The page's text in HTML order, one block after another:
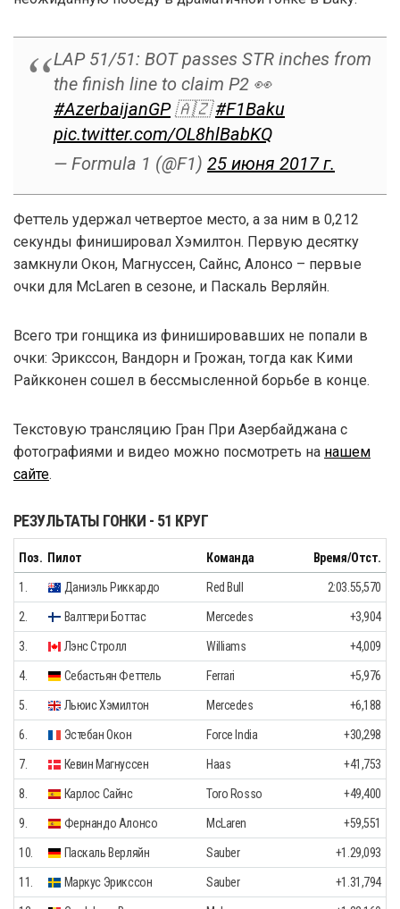
LAP 51/51: BOT passes STR inches from
the finish line to claim P2 👀
#AzerbaijanGP🇦🇿#F1Baku
pic.twitter.com/OL8hlBabKQ
— Formula 1 (@F1) 25 июня 2017 г.
Феттель удержал четвертое место, а за ним в 0,212
секунды финишировал Хэмилтон. Первую десятку
замкнули Окон, Магнуссен, Сайнс, Алонсо – первые
очки для McLaren в сезоне, и Паскаль Верляйн.
Всего три гонщика из финишировавших не попали в
очки: Эрикссон, Вандорн и Грожан, тогда как Кими
Райкконен сошел в бессмысленной борьбе в конце.
Текстовую трансляцию Гран При Азербайджана с
фотографиями и видео можно посмотреть на нашем
сайте.
РЕЗУЛЬТАТЫ ГОНКИ - 51 КРУГ
Поз. Пилот Команда Время/Отст.
1. Даниэль Риккардо Red Bull 2:03.55,570
2. Валттери Боттас Mercedes +3,904
3. Лэнс Стролл Williams +4,009
4. Себастьян Феттель Ferrari +5,976
5. Льюис Хэмилтон Mercedes +6,188
6. Эстебан Окон Force India +30,298
7. Кевин Магнуссен Haas +41,753
8. Карлос Сайнс Toro Rosso +49,400
9. Фернандо Алонсо McLaren +59,551
10. Паскаль Верляйн Sauber +1.29,093
11. Маркус Эрикссон Sauber +1.31,794